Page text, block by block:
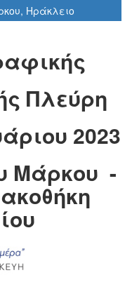
Ηράκλειο
Πλεύρη
2023
Μάρκου -